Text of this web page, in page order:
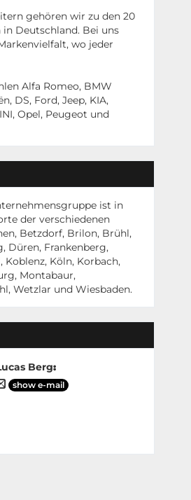
gehören wir zu den 20
Deutschland. Bei uns
wo jeder
Alfa Romeo, BMW
DS, Ford, Jeep, KIA,
Opel, Peugeot und
ist in
der verschiedenen
Betzdorf, Brilon, Brühl,
Düren, Frankenberg,
Koblenz, Köln, Korbach,
Montabaur,
Wetzlar und Wiesbaden.
Berg:
show e-mail